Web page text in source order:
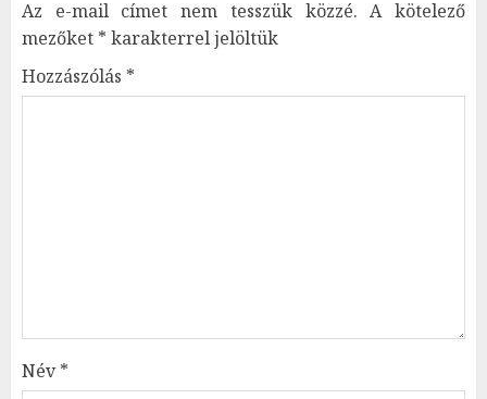
Az e-mail címet nem tesszük közzé. A kötelező
mezőket * karakterrel jelöltük
Hozzászólás *
Név*